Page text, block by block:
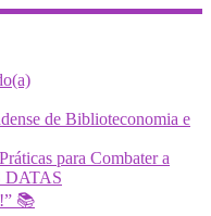
de Biblioteconomia e
para Combater a
DATAS
📚